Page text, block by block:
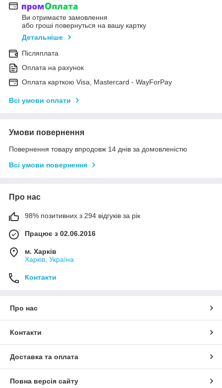
Ви отримаєте замовлення
або гроші повернуться на вашу картку
Детальніше
Післяплата
Оплата на рахунок
Оплата карткою Visa, Mastercard - WayForPay
Всі умови оплати
Умови повернення
Повернення товару впродовж 14 днів за домовленістю
Всі умови повернення
Про нас
98% позитивних з 294 відгуків за рік
Працює з 02.06.2016
м. Харків
Харків, Україна
Контакти
Про нас
Контакти
Доставка та оплата
Повна версія сайту